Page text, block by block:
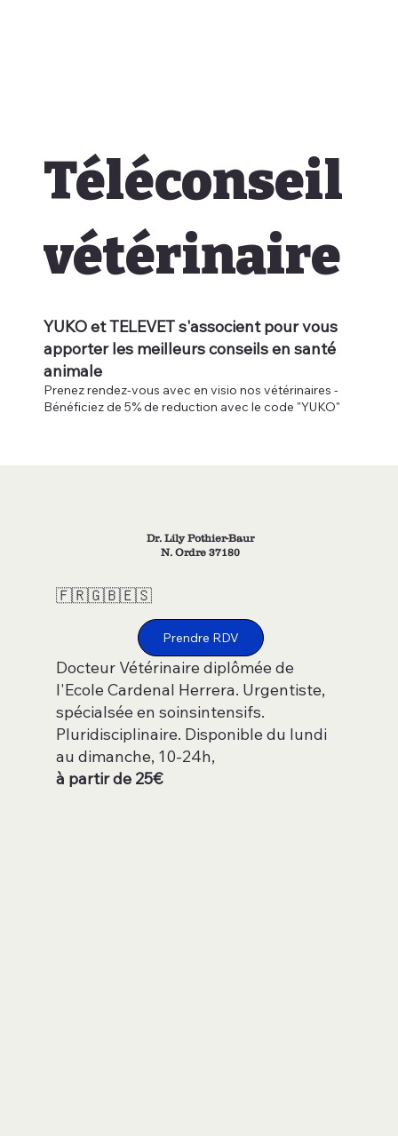
Téléconseil
vétérinaire
YUKO et TELEVET s'associent pour vous
apporter les meilleurs conseils en santé
animale
Prenez rendez-vous avec en visio nos vétérinaires -
Bénéficiez de 5% de reduction avec le code "YUKO"
Dr. Lily Pothier-Baur
N. Ordre 37180
🇫🇷🇬🇧🇪🇸
Prendre RDV
Docteur Vétérinaire diplômée de
l'Ecole Cardenal Herrera. Urgentiste,
spécialsée en soinsintensifs.
Pluridisciplinaire. Disponible du lundi
au dimanche, 10-24h,
à partir de 25€